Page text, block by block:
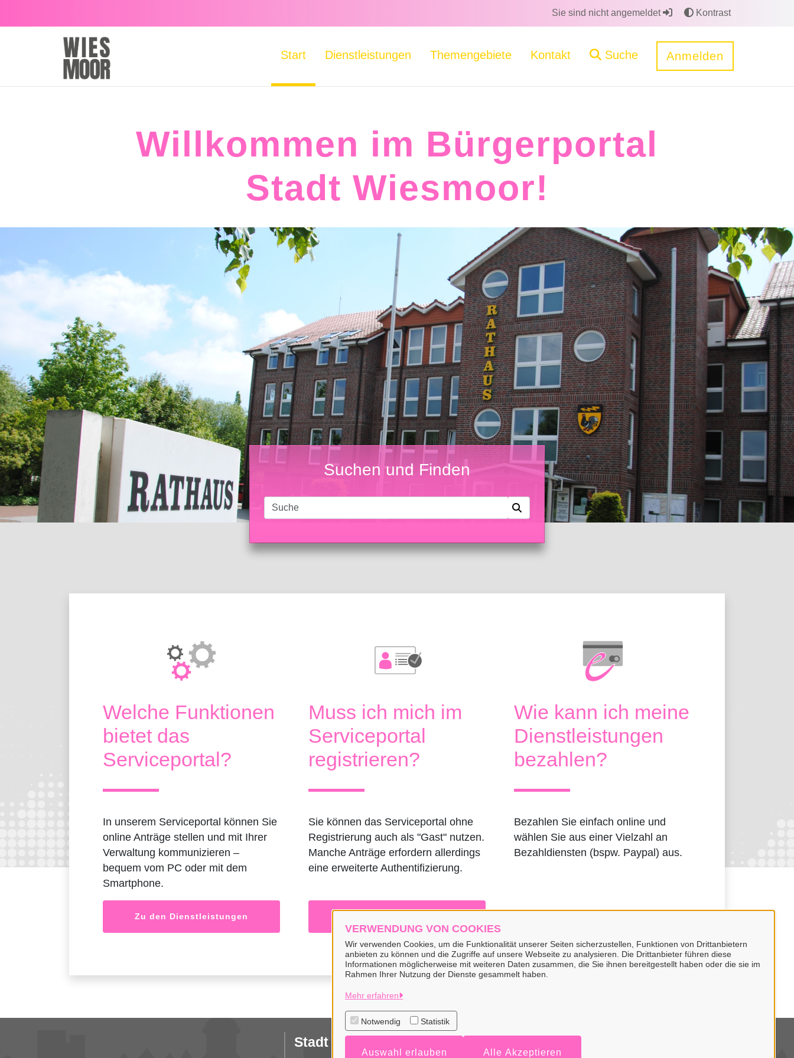
VERWENDUNG VON COOKIES
Wir verwenden Cookies, um die Funktionalität unserer Seiten sicherzustellen, Funktionen von Drittanbietern
anbieten zu können und die Zugriffe auf unsere Webseite zu analysieren. Die Drittanbieter führen diese
Informationen möglicherweise mit weiteren Daten zusammen, die Sie ihnen bereitgestellt haben oder die sie im
Rahmen Ihrer Nutzung der Dienste gesammelt haben.
Mehr erfahren
Notwendig Statistik
Auswahl erlauben Alle Akzeptieren
Sie sind nicht angemeldet Kontrast
Start Dienstleistungen Themengebiete Kontakt Suche Anmelden
Willkommen im Bürgerportal
Stadt Wiesmoor!
Über das Portal
Welche Funktionen
bietet das
Serviceportal?
In unserem Serviceportal können Sie
online Anträge stellen und mit Ihrer
Verwaltung kommunizieren –
bequem vom PC oder mit dem
Smartphone.
Zu den Dienstleistungen
Muss ich mich im
Serviceportal
registrieren?
Sie können das Serviceportal ohne
Registrierung auch als "Gast" nutzen.
Manche Anträge erfordern allerdings
eine erweiterte Authentifizierung.
Wie kann ich meine
Dienstleistungen
bezahlen?
Bezahlen Sie einfach online und
wählen Sie aus einer Vielzahl an
Bezahldiensten (bspw. Paypal) aus.
Stadt Wiesmoor